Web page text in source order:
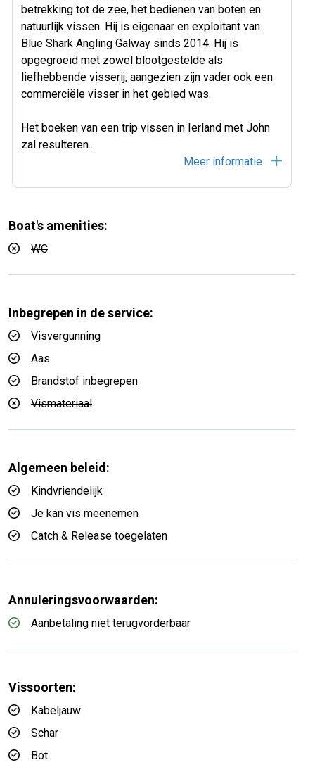
betrekking tot de zee, het bedienen van boten en
natuurlijk vissen. Hij is eigenaar en exploitant van
Blue Shark Angling Galway sinds 2014. Hij is
opgegroeid met zowel blootgestelde als
liefhebbende visserij, aangezien zijn vader ook een
commerciële visser in het gebied was.
Het boeken van een trip vissen in Ierland met John
zal resulteren...
Meer informatie
Boat's amenities:
WC
Inbegrepen in de service:
Visvergunning
Aas
Brandstof inbegrepen
Vismateriaal
Algemeen beleid:
Kindvriendelijk
Je kan vis meenemen
Catch & Release toegelaten
Annuleringsvoorwaarden:
Aanbetaling niet terugvorderbaar
Vissoorten:
Kabeljauw
Schar
Bot